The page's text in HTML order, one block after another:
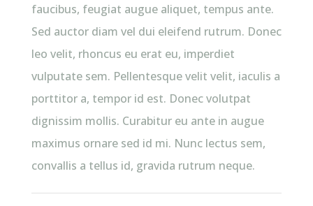
faucibus, feugiat augue aliquet, tempus ante.
Sed auctor diam vel dui eleifend rutrum. Donec
leo velit, rhoncus eu erat eu, imperdiet
vulputate sem. Pellentesque velit velit, iaculis a
porttitor a, tempor id est. Donec volutpat
dignissim mollis. Curabitur eu ante in augue
maximus ornare sed id mi. Nunc lectus sem,
convallis a tellus id, gravida rutrum neque.